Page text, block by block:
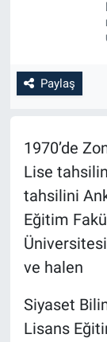
Paylaş
1970’de
Lise
tahsilini
Eğitim
ve halen
Siyaset
Lisans
SPOR